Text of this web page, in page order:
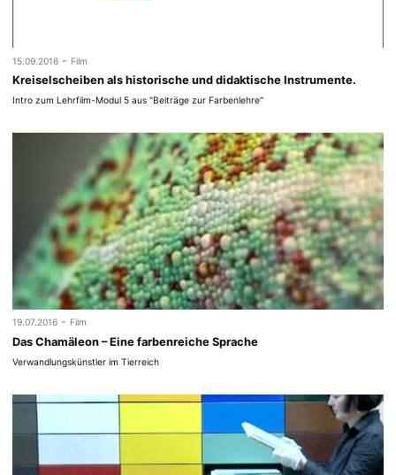
15.09.2016 - Film
Kreiselscheiben als historische und didaktische Instrumente.
Intro zum Lehrfilm-Modul 5 aus "Beiträge zur Farbenlehre"
19.07.2016 - Film
Das Chamäleon – Eine farbenreiche Sprache
Verwandlungskünstler im Tierreich